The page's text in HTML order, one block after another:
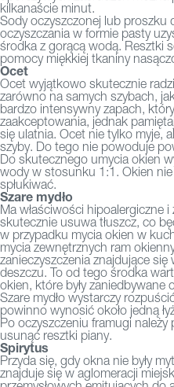
kilkanaście minut.
Sody oczyszczonej lub proszku
oczyszczania w formie pasty
środka z gorącą wodą. Resztki
pomocy miękkiej tkaniny
Ocet
Ocet wyjątkowo skutecznie
zarówno na samych szybach,
bardzo intensywny zapach,
zaakceptowania, jednak
się ulatnia. Ocet nie tylko myje,
szyby. Do tego nie powoduje
Do skutecznego umycia okien
wody w stosunku 1:1. Okien
spłukiwać.
Szare mydło
Ma właściwości hipoalergiczne
skutecznie usuwa tłuszcz, co
w przypadku mycia okien w
mycia zewnętrznych ram
zanieczyszczenia znajdujące
deszczu. To od tego środka
okien, które były zaniedbywane
Szare mydło wystarczy
powinno wynosić około jedną
Po oczyszczeniu framugi
usunąć resztki piany.
Spirytus
Przyda się, gdy okna nie były
znajduje się w aglomeracji